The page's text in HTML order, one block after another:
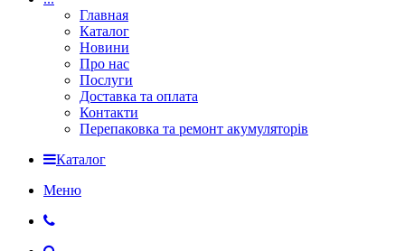
Главная
Каталог
Новини
Про нас
Послуги
Доставка та оплата
Контакти
Перепаковка та ремонт акумуляторів
Каталог
Меню